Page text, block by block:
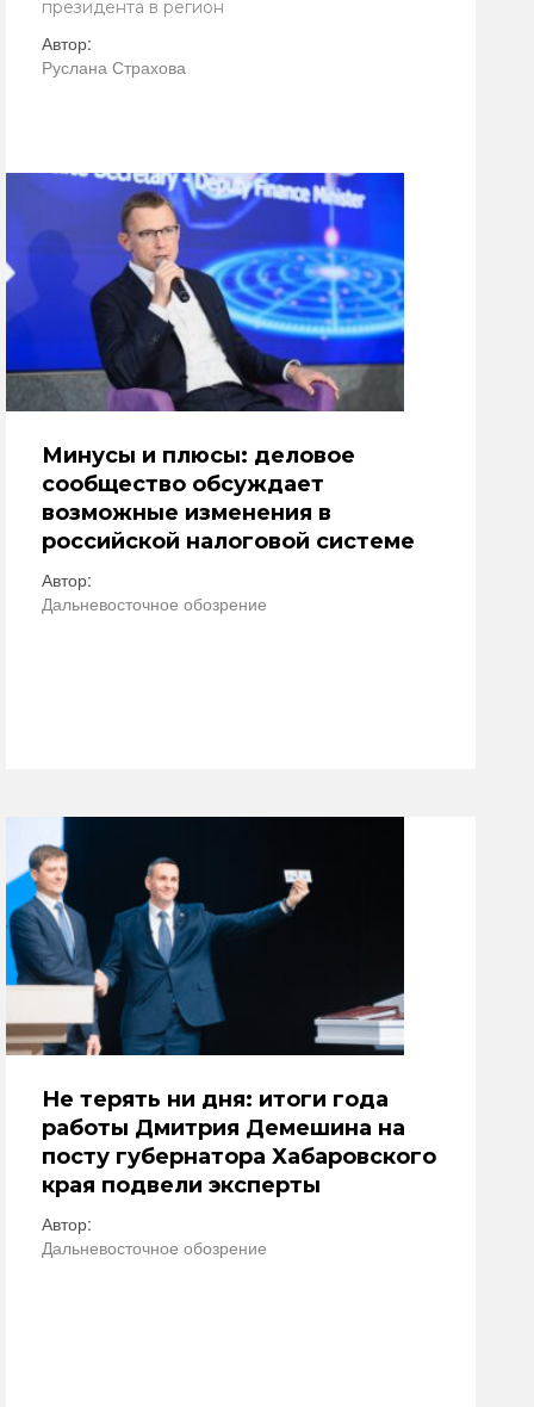
президента в регион
Автор:
Руслана Страхова
Минусы и плюсы: деловое
сообщество обсуждает
возможные изменения в
российской налоговой системе
Автор:
Дальневосточное обозрение
Не терять ни дня: итоги года
работы Дмитрия Демешина на
посту губернатора Хабаровского
края подвели эксперты
Автор:
Дальневосточное обозрение